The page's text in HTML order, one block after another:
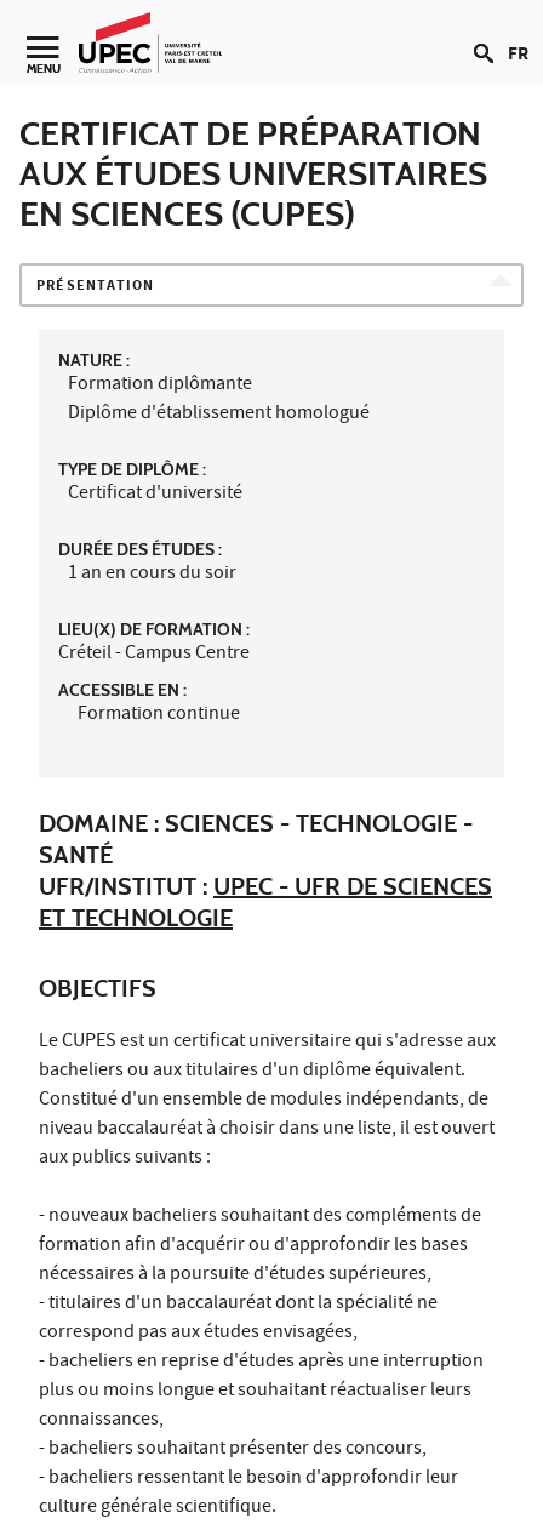
Aller au contenu
Navigation secondaire
MENU FR
CERTIFICAT DE PRÉPARATION
AUX ÉTUDES UNIVERSITAIRES
EN SCIENCES (CUPES)
PRÉSENTATION
NATURE :
Formation diplômante
Diplôme d'établissement homologué
TYPE DE DIPLÔME :
Certificat d'université
DURÉE DES ÉTUDES :
1 an en cours du soir
LIEU(X) DE FORMATION :
Créteil - Campus Centre
ACCESSIBLE EN :
Formation continue
DOMAINE : SCIENCES - TECHNOLOGIE -
SANTÉ
UFR/INSTITUT : UPEC - UFR DE SCIENCES
ET TECHNOLOGIE
OBJECTIFS
Le CUPES est un certificat universitaire qui s'adresse aux
bacheliers ou aux titulaires d'un diplôme équivalent.
Constitué d'un ensemble de modules indépendants, de
niveau baccalauréat à choisir dans une liste, il est ouvert
aux publics suivants :
- nouveaux bacheliers souhaitant des compléments de
formation afin d'acquérir ou d'approfondir les bases
nécessaires à la poursuite d'études supérieures,
- titulaires d'un baccalauréat dont la spécialité ne
correspond pas aux études envisagées,
- bacheliers en reprise d'études après une interruption
plus ou moins longue et souhaitant réactualiser leurs
connaissances,
- bacheliers souhaitant présenter des concours,
- bacheliers ressentant le besoin d'approfondir leur
culture générale scientifique.